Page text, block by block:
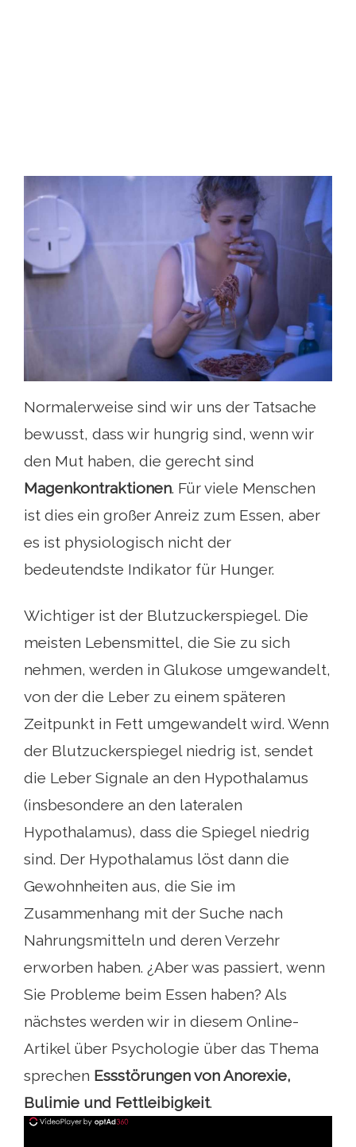
Normalerweise sind wir uns der Tatsache
bewusst, dass wir hungrig sind, wenn wir
den Mut haben, die gerecht sind
Magenkontraktionen. Für viele Menschen
ist dies ein großer Anreiz zum Essen, aber
es ist physiologisch nicht der
bedeutendste Indikator für Hunger.
Wichtiger ist der Blutzuckerspiegel. Die
meisten Lebensmittel, die Sie zu sich
nehmen, werden in Glukose umgewandelt,
von der die Leber zu einem späteren
Zeitpunkt in Fett umgewandelt wird. Wenn
der Blutzuckerspiegel niedrig ist, sendet
die Leber Signale an den Hypothalamus
(insbesondere an den lateralen
Hypothalamus), dass die Spiegel niedrig
sind. Der Hypothalamus löst dann die
Gewohnheiten aus, die Sie im
Zusammenhang mit der Suche nach
Nahrungsmitteln und deren Verzehr
erworben haben. ¿Aber was passiert, wenn
Sie Probleme beim Essen haben? Als
nächstes werden wir in diesem Online-
Artikel über Psychologie über das Thema
sprechen Essstörungen von Anorexie,
Bulimie und Fettleibigkeit.